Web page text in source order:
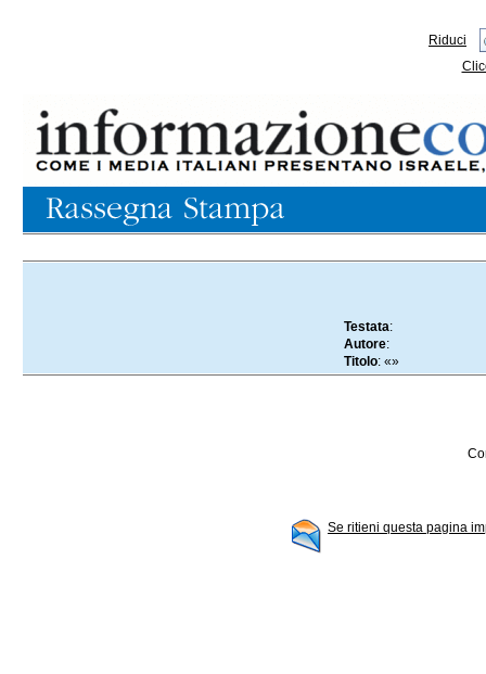
Riduci
Testata:
Autore:
Titolo: «»
Se ritieni questa pagina